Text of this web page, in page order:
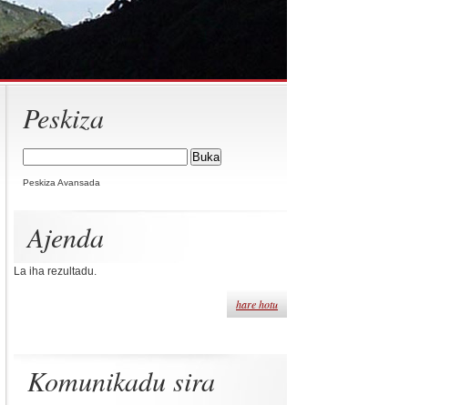
Peskiza
Peskiza Avansada
Ajenda
La iha rezultadu.
hare hotu
Komunikadu sira